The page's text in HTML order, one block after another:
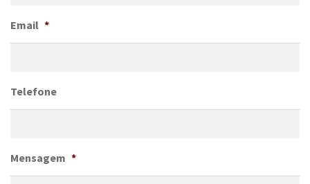
Email *
Telefone
Mensagem *